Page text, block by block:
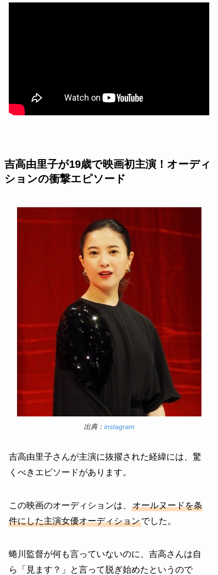
吉高由里子が19歳で映画初主演！オーディ
ションの衝撃エピソード
出典： instagram
吉高由里子さんが主演に抜擢された経緯には、驚
くべきエピソードがあります。
この映画のオーディションは、 オールヌードを条
件にした主演女優オーディションでした。
蜷川監督が何も言っていないのに、吉高さんは自
ら「見ます？」と言って脱ぎ始めたというので